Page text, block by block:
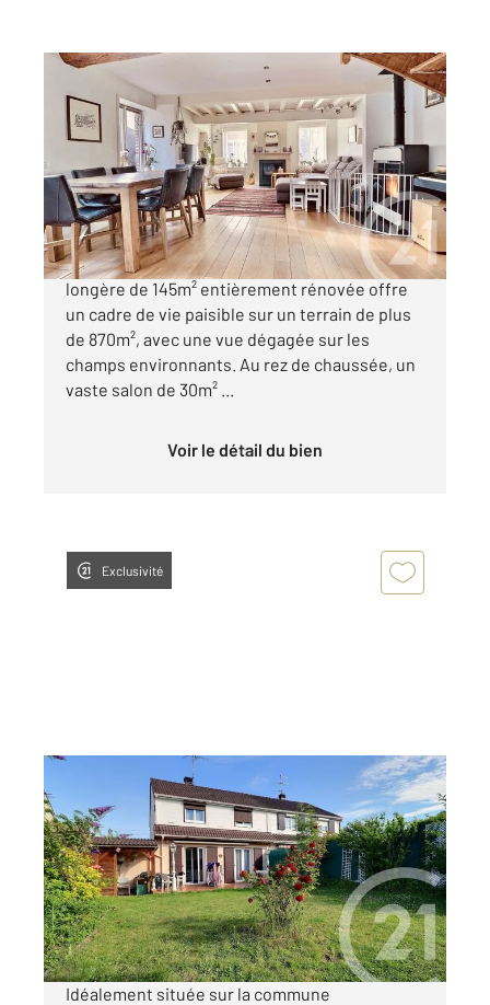
HOUPLIN ANCOISNE 59
145 m
, 6 pièces
Ref : 655
Maison à vendre
499 000 €
Découvrez à Houplin-Ancoisne, cette sublime
longère de 145m² entièrement rénovée offre
un cadre de vie paisible sur un terrain de plus
de 870m², avec une vue dégagée sur les
champs environnants. Au rez de chaussée, un
vaste salon de 30m² ...
Voir le détail du bien
Exclusivité
HAUBOURDIN 59
86,36 m
, 4 pièces
Ref : 892
Maison à vendre
249 900 €
Visiter le site dédié
Idéalement située sur la commune